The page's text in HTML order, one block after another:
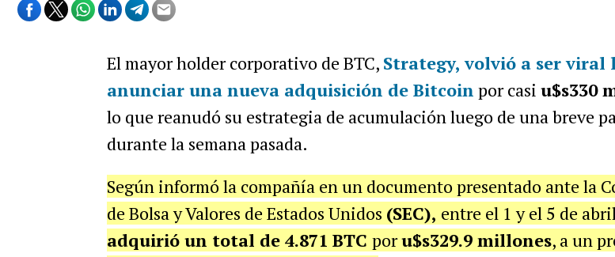
El mayor holder corporativo de BTC, Strategy, volvió a ser viral
anunciar una nueva adquisición de Bitcoin por casi u$s330
lo que reanudó su estrategia de acumulación luego de una breve
durante la semana pasada.
Según informó la compañía en un documento presentado ante la
de Bolsa y Valores de Estados Unidos (SEC), entre el 1 y el 5 de
adquirió un total de 4.871 BTC poru$s329.9 millones, a un